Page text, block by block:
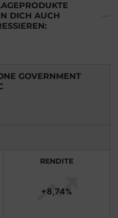
DICH AUCH
GOVERNMENT
RENDITE
+8,74%